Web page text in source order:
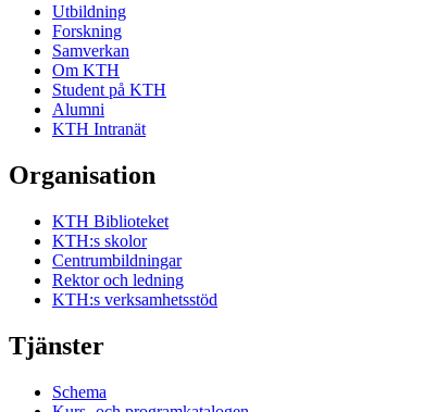
Utbildning
Forskning
Samverkan
Om KTH
Student på KTH
Alumni
KTH Intranät
Organisation
KTH Biblioteket
KTH:s skolor
Centrumbildningar
Rektor och ledning
KTH:s verksamhetsstöd
Tjänster
Schema